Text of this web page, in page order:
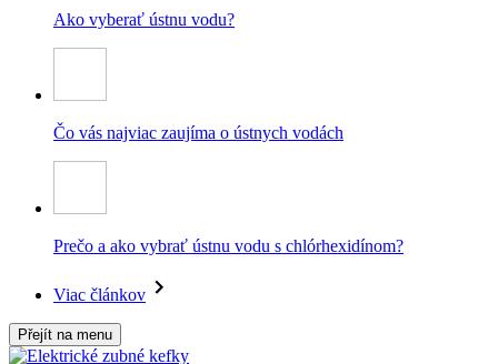
Ako vyberať ústnu vodu?
Čo vás najviac zaujíma o ústnych vodách
Prečo a ako vybrať ústnu vodu s chlórhexidínom?
Viac článkov
Přejít na menu